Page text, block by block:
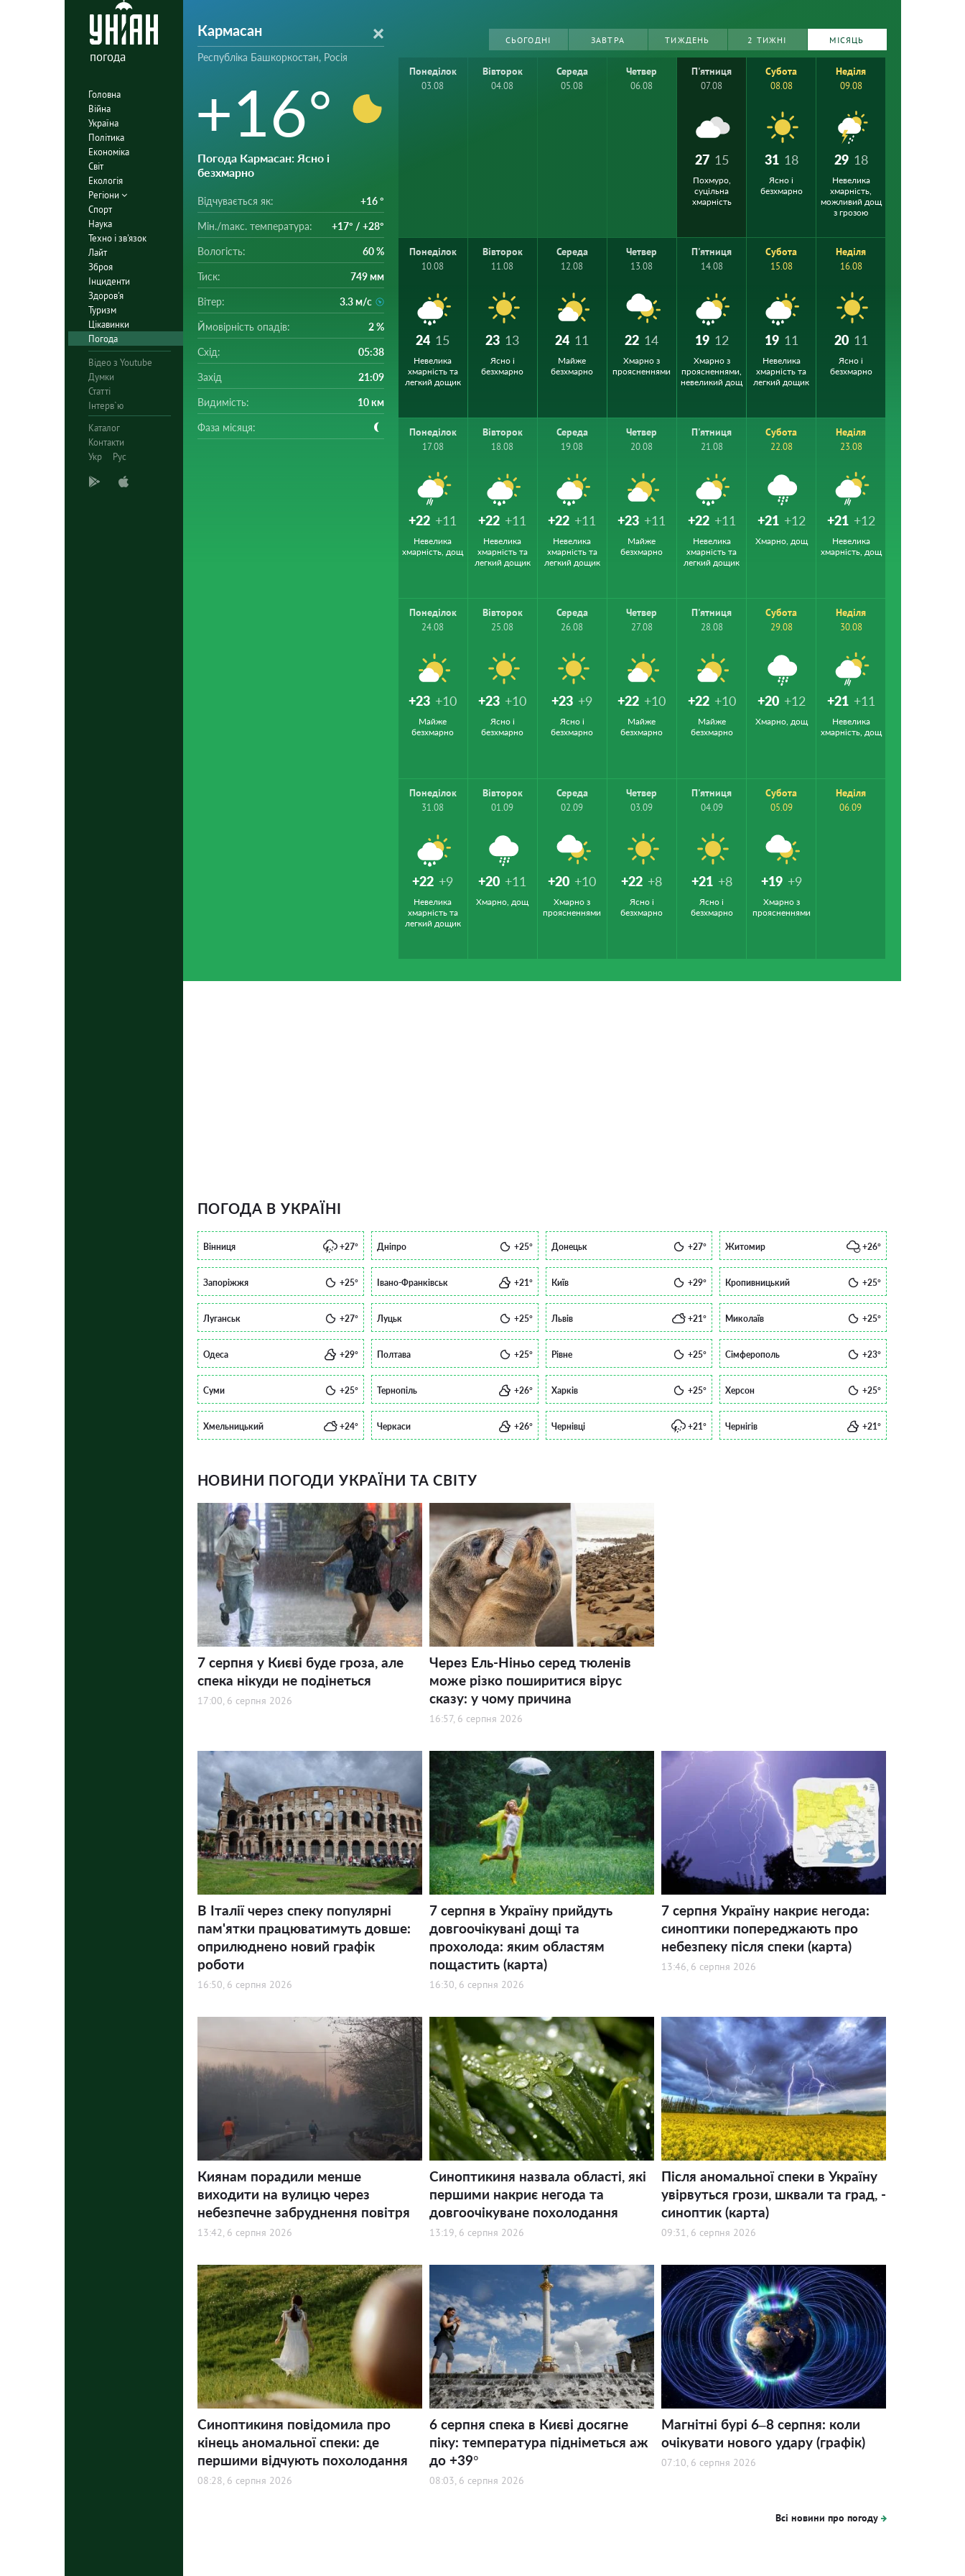
погода
Головна
Війна
Україна
Політика
Економіка
Світ
Екологія
Регіони
Спорт
Наука
Техно і зв'язок
Лайт
Зброя
Інциденти
Здоров'я
Туризм
Цікавинки
Погода
Відео з Youtube
Думки
Статті
Інтерв`ю
Каталог
Контакти
Укр
Рус
Кармасан
Республіка Башкоркостан, Росія
+16°
Погода Кармасан: Ясно і
безхмарно
Відчувається як: +16 °
Мін./mакс. температура: +17° / +28°
Вологість: 60 %
Тиск: 749 мм
Вітер: 3.3 м/с
Ймовірність опадів: 2 %
Схід: 05:38
Захід 21:09
Видимість: 10 км
Фаза місяця:
СЬОГОДНІ ЗАВТРА ТИЖДЕНЬ 2 ТИЖНІ МІСЯЦЬ
Понеділок
03.08
Вівторок
04.08
Середа
05.08
Четвер
06.08
П'ятниця
07.08
27 15
Похмуро,
суцільна
хмарність
Субота
08.08
31 18
Ясно і
безхмарно
Неділя
09.08
29 18
Невелика
хмарність,
можливий дощ
з грозою
Понеділок
10.08
24 15
Невелика
хмарність та
легкий дощик
Вівторок
11.08
23 13
Ясно і
безхмарно
Середа
12.08
24 11
Майже
безхмарно
Четвер
13.08
22 14
Хмарно з
проясненнями
П'ятниця
14.08
19 12
Хмарно з
проясненнями,
невеликий дощ
Субота
15.08
19 11
Невелика
хмарність та
легкий дощик
Неділя
16.08
20 11
Ясно і
безхмарно
Понеділок
17.08
+22 +11
Невелика
хмарність, дощ
Вівторок
18.08
+22 +11
Невелика
хмарність та
легкий дощик
Середа
19.08
+22 +11
Невелика
хмарність та
легкий дощик
Четвер
20.08
+23 +11
Майже
безхмарно
П'ятниця
21.08
+22 +11
Невелика
хмарність та
легкий дощик
Субота
22.08
+21 +12
Хмарно, дощ
Неділя
23.08
+21 +12
Невелика
хмарність, дощ
Понеділок
24.08
+23 +10
Майже
безхмарно
Вівторок
25.08
+23 +10
Ясно і
безхмарно
Середа
26.08
+23 +9
Ясно і
безхмарно
Четвер
27.08
+22 +10
Майже
безхмарно
П'ятниця
28.08
+22 +10
Майже
безхмарно
Субота
29.08
+20 +12
Хмарно, дощ
Неділя
30.08
+21 +11
Невелика
хмарність, дощ
Понеділок
31.08
+22 +9
Невелика
хмарність та
легкий дощик
Вівторок
01.09
+20 +11
Хмарно, дощ
Середа
02.09
+20 +10
Хмарно з
проясненнями
Четвер
03.09
+22 +8
Ясно і
безхмарно
П'ятниця
04.09
+21 +8
Ясно і
безхмарно
Субота
05.09
+19 +9
Хмарно з
проясненнями
Неділя
06.09
ПОГОДА В УКРАЇНІ
Вінниця +27° Дніпро +25° Донецьк +27° Житомир +26°
Запоріжжя +25° Івано-Франківськ +21° Київ +29° Кропивницький +25°
Луганськ +27° Луцьк +25° Львів +21° Миколаїв +25°
Одеса +29° Полтава +25° Рівне +25° Сімферополь +23°
Суми +25° Тернопіль +26° Харків +25° Херсон +25°
Хмельницький +24° Черкаси +26° Чернівці +21° Чернігів +21°
НОВИНИ ПОГОДИ УКРАЇНИ ТА СВІТУ
7 серпня у Києві буде гроза, але
спека нікуди не подінеться
17:00, 6 серпня 2026
Через Ель-Ніньо серед тюленів
може різко поширитися вірус
сказу: у чому причина
16:57, 6 серпня 2026
В Італії через спеку популярні
пам'ятки працюватимуть довше:
оприлюднено новий графік
роботи
16:50, 6 серпня 2026
7 серпня в Україну прийдуть
довгоочікувані дощі та
прохолода: яким областям
пощастить (карта)
16:30, 6 серпня 2026
7 серпня Україну накриє негода:
синоптики попереджають про
небезпеку після спеки (карта)
13:46, 6 серпня 2026
Киянам порадили менше
виходити на вулицю через
небезпечне забруднення повітря
13:42, 6 серпня 2026
Синоптикиня назвала області, які
першими накриє негода та
довгоочікуване похолодання
13:19, 6 серпня 2026
Після аномальної спеки в Україну
увірвуться грози, шквали та град, -
синоптик (карта)
09:31, 6 серпня 2026
Синоптикиня повідомила про
кінець аномальної спеки: де
першими відчують похолодання
08:28, 6 серпня 2026
6 серпня спека в Києві досягне
піку: температура підніметься аж
до +39°
08:03, 6 серпня 2026
Магнітні бурі 6–8 серпня: коли
очікувати нового удару (графік)
07:10, 6 серпня 2026
Всі новини про погоду